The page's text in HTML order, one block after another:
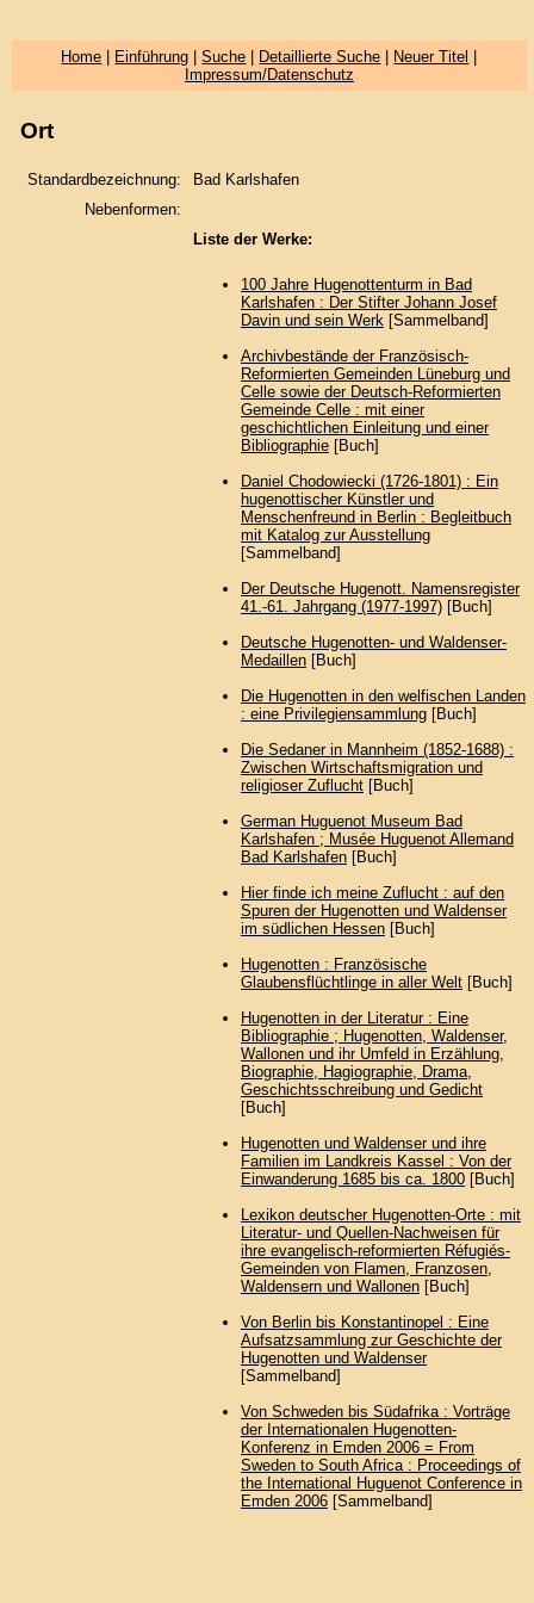
Home Einführung |Suche Detaillierte Suche Neuer Titel
Impressum/Datenschutz
Ort
Standardbezeichnung:
Bad Karlshafen
Nebenformen:
Liste der Werke:
100 Jahre Hugenottenturm in Bad
Karlshafen : Der Stifter Johann Josef
Davin und sein Werk[Sammelband]
Archivbestände der Französisch-
Reformierten Gemeinden Lüneburg und
Celle sowie der Deutsch-Reformierten
Gemeinde Celle : mit einer
geschichtlichen Einleitung und einer
Bibliographie[Buch]
Daniel Chodowiecki (1726-1801) : Ein
hugenottischer Künstler und
Menschenfreund in Berlin : Begleitbuch
mit Katalog zur Ausstellung
[Sammelband]
Der Deutsche Hugenott. Namensregister
41.-61. Jahrgang (1977-1997)[Buch]
Deutsche Hugenotten- und Waldenser-
Medaillen[Buch]
Die Hugenotten in den welfischen Landen
: eine Privilegiensammlung[Buch]
Die Sedaner in Mannheim (1852-1688) :
Zwischen Wirtschaftsmigration und
religioser Zuflucht[Buch]
German Huguenot Museum Bad
Karlshafen ; Musée Huguenot Allemand
Bad Karlshafen[Buch]
Hier finde ich meine Zuflucht : auf den
Spuren der Hugenotten und Waldenser
im südlichen Hessen[Buch]
Hugenotten : Französische
Glaubensflüchtlinge in aller Welt[Buch]
Hugenotten in der Literatur : Eine
Bibliographie ; Hugenotten, Waldenser,
Wallonen und ihr Umfeld in Erzählung,
Biographie, Hagiographie, Drama,
Geschichtsschreibung und Gedicht
[Buch]
Hugenotten und Waldenser und ihre
Familien im Landkreis Kassel : Von der
Einwanderung 1685 bis ca. 1800[Buch]
Lexikon deutscher Hugenotten-Orte : mit
Literatur- und Quellen-Nachweisen für
ihre evangelisch-reformierten Réfugiés-
Gemeinden von Flamen, Franzosen,
Waldensern und Wallonen[Buch]
Von Berlin bis Konstantinopel : Eine
Aufsatzsammlung zur Geschichte der
Hugenotten und Waldenser
[Sammelband]
Von Schweden bis Südafrika : Vorträge
der Internationalen Hugenotten-
Konferenz in Emden 2006 = From
Sweden to South Africa : Proceedings of
the International Huguenot Conference in
Emden 2006[Sammelband]